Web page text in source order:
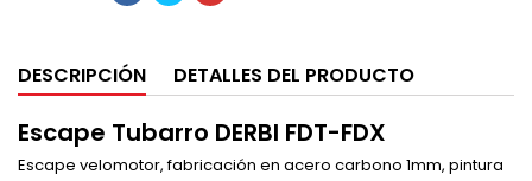
DESCRIPCIÓN DETALLES DEL PRODUCTO
Escape Tubarro DERBI FDT-FDX
Escape velomotor, fabricación en acero carbono 1mm, pintura